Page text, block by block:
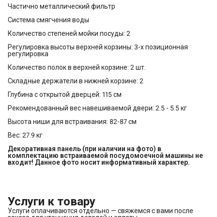
Частично металлический фильтр
Система смягчения воды
Количество степеней мойки посуды: 2
Регулировка высоты верхней корзины: 3-х позиционная
регулировка
Количество полок в верхней корзине: 2 шт.
Складные держатели в нижней корзине: 2
Глубина с открытой дверцей: 115 см
Рекомендованный вес навешиваемой двери: 2.5 - 5.5 кг
Высота ниши для встраивания: 82-87 см
Вес: 27.9 кг
Декоративная панель (при наличии на фото) в
комплектацию встраиваемой посудомоечной машины не
входит! Данное фото носит информативный характер.
Услуги к товару
Услуги оплачиваются отдельно — свяжемся с вами после